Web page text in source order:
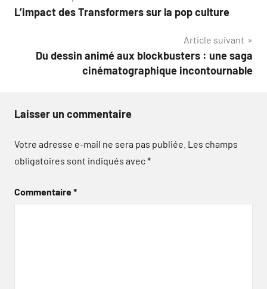
de
L’impact des Transformers sur la pop culture
Article suivant
Du dessin animé aux blockbusters : une saga
cinématographique incontournable
Laisser un commentaire
Votre adresse e-mail ne sera pas publiée. Les champs
obligatoires sont indiqués avec*
Commentaire*